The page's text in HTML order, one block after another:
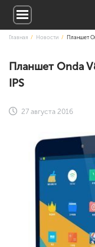
Главная Новости Планшет
Планшет Onda
IPS
27 августа 2016